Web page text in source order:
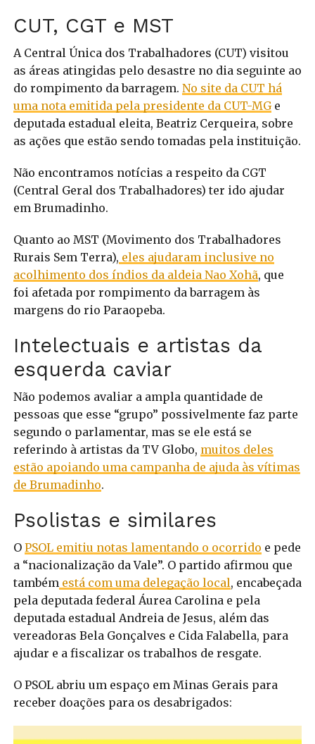
CUT, CGT e MST
A Central Única dos Trabalhadores (CUT) visitou
as áreas atingidas pelo desastre no dia seguinte ao
do rompimento da barragem. No site da CUT há
uma nota emitida pela presidente da CUT-MGe
deputada estadual eleita, Beatriz Cerqueira, sobre
as ações que estão sendo tomadas pela instituição.
Não encontramos notícias a respeito da CGT
(Central Geral dos Trabalhadores) ter ido ajudar
em Brumadinho.
Quanto ao MST (Movimento dos Trabalhadores
Rurais Sem Terra), eles ajudaram inclusive no
acolhimento dos índios da aldeia Nao Xohã, que
foi afetada por rompimento da barragem às
margens do rio Paraopeba.
Intelectuais e artistas da
esquerda caviar
Não podemos avaliar a ampla quantidade de
pessoas que esse “grupo” possivelmente faz parte
segundo o parlamentar, mas se ele está se
referindo à artistas da TV Globo, muitos deles
estão apoiando uma campanha de ajuda às vítimas
de Brumadinho.
Psolistas e similares
O PSOL emitiu notas lamentando o ocorrido e pede
a “nacionalização da Vale”. O partido afirmou que
também está com uma delegação local, encabeçada
pela deputada federal Áurea Carolina e pela
deputada estadual Andreia de Jesus, além das
vereadoras Bela Gonçalves e Cida Falabella, para
ajudar e a fiscalizar os trabalhos de resgate.
O PSOL abriu um espaço em Minas Gerais para
receber doações para os desabrigados: